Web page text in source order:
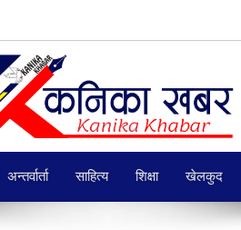
अन्तर्वार्ता साहित्य शिक्षा खेलकुद